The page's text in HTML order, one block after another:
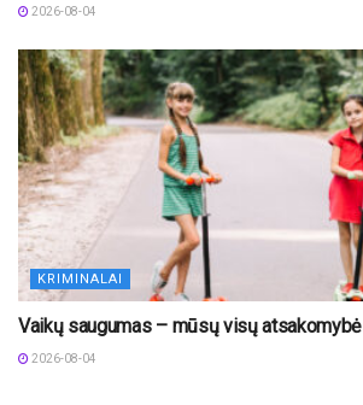
2026-08-04
KRIMINALAI
Vaikų saugumas – mūsų visų atsakomybė
2026-08-04